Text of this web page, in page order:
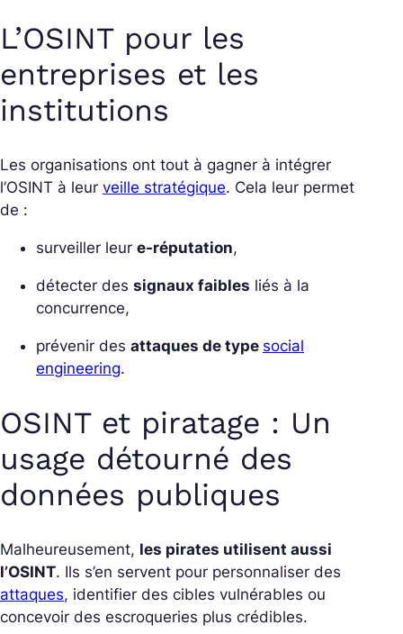
L’OSINT pour les
entreprises et les
institutions
Les organisations ont tout à gagner à intégrer
l’OSINT à leur veille stratégique. Cela leur permet
de :
surveiller leur e-réputation,
détecter des signaux faibles liés à la
concurrence,
prévenir des attaques de type social
engineering.
OSINT et piratage : Un
usage détourné des
données publiques
Malheureusement, les pirates utilisent aussi
l’OSINT. Ils s’en servent pour personnaliser des
attaques, identifier des cibles vulnérables ou
concevoir des escroqueries plus crédibles.